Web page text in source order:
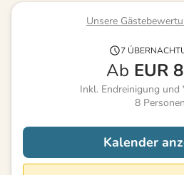
Unsere
7
Ab EUR
Inkl. Endreinigung und
8 Personen
Kalender